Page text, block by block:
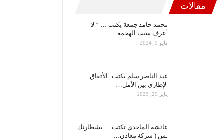
مقالات
محمد حامد جمعة يكتب … ” لا
أعرف سبب الهجمة…
مايو 9, 2024
عبد الناصر سلم يكتب.. الأتفاق
الإطاري بين الأمل…
يناير 29, 2023
عائشة الماجدي تكتب … بشطارتك
بس ( شركة معادن…